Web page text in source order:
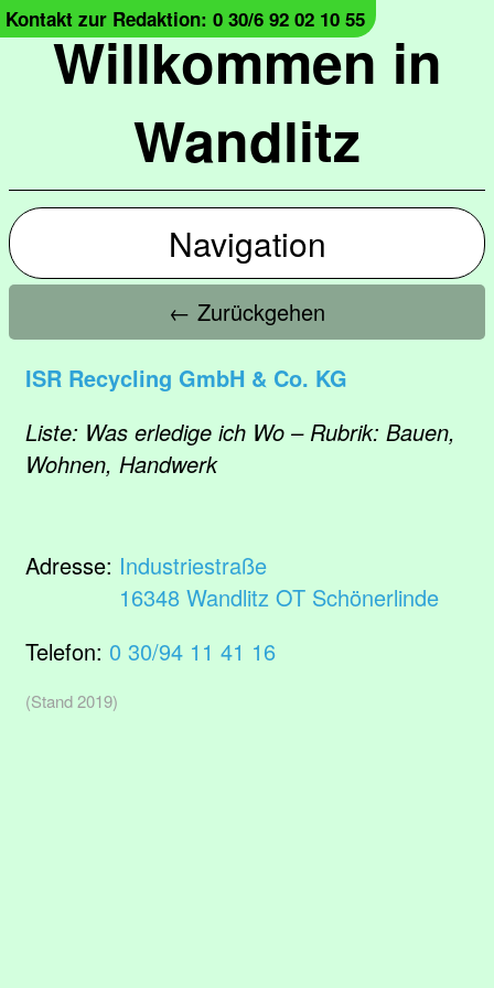
Willkommen in
Wandlitz
Kontakt zur Redaktion: 0 30/6 92 02 10 55
Navigation
← Zurückgehen
ISR Recycling GmbH & Co. KG
Liste: Was erledige ich Wo – Rubrik: Bauen,
Wohnen, Handwerk
Adresse: Industriestraße
16348 Wandlitz OT Schönerlinde
Telefon: 0 30/94 11 41 16
(Stand 2019)